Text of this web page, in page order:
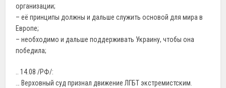
организации;
– её принципы должны и дальше служить основой для мира в
Европе;
– необходимо и дальше поддерживать Украину, чтобы она
победила;
.. 14.08 /РФ/:
… Верховный суд признал движение ЛГБТ экстремистским.